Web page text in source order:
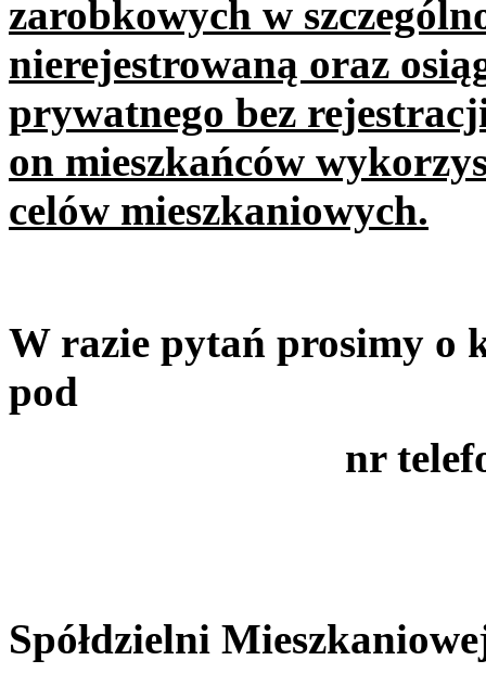
zarobkowych w
nierejestrowaną oraz
prywatnego bez
on mieszkańców
celów mieszkaniowych.
W razie pytań prosimy o
pod
nr telefonu 32
Spółdzielni